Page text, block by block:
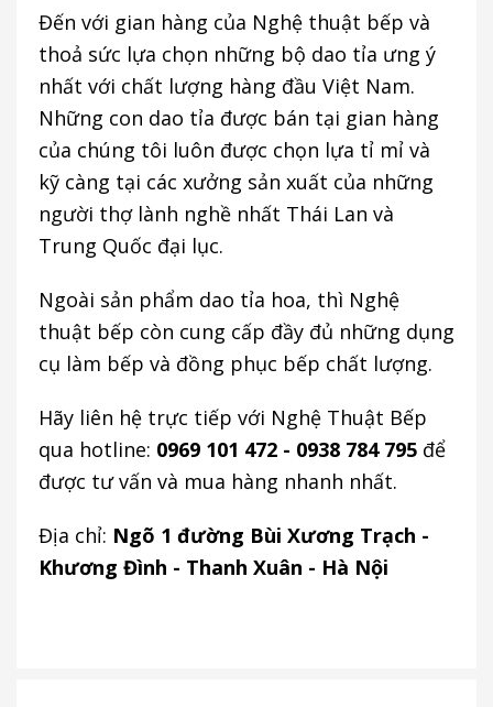
Đến với gian hàng của Nghệ thuật bếp và
thoả sức lựa chọn những bộ dao tỉa ưng ý
nhất với chất lượng hàng đầu Việt Nam.
Những con dao tỉa được bán tại gian hàng
của chúng tôi luôn được chọn lựa tỉ mỉ và
kỹ càng tại các xưởng sản xuất của những
người thợ lành nghề nhất Thái Lan và
Trung Quốc đại lục.
Ngoài sản phẩm dao tỉa hoa, thì Nghệ
thuật bếp còn cung cấp đầy đủ những dụng
cụ làm bếp và đồng phục bếp chất lượng.
Hãy liên hệ trực tiếp với Nghệ Thuật Bếp
qua hotline: 0969 101 472 - 0938 784 795 để
được tư vấn và mua hàng nhanh nhất.
Địa chỉ: Ngõ 1 đường Bùi Xương Trạch -
Khương Đình - Thanh Xuân - Hà Nội